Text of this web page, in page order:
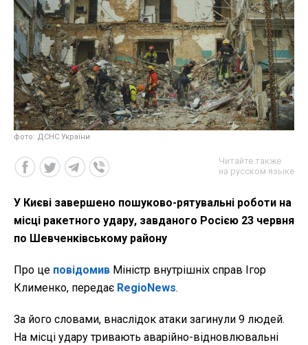
фото: ДСНС України
Читайте также
на русском языке
У Києві завершено пошуково-рятувальні роботи на
місці ракетного удару, завданого Росією 23 червня
по Шевченківському району
Про це повідомив Міністр внутрішніх справ Ігор
Клименко, передає RegioNews.
За його словами, внаслідок атаки загинули 9 людей.
На місці удару тривають аварійно-відновлювальні